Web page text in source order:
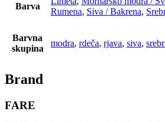
Barva
Rumena, Siva / Bakrena,
Barvna
skupina
modra, rdeča, rjava, siva,
Brand
FARE